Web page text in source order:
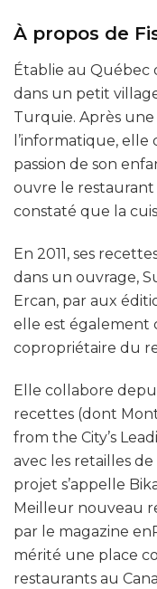
À propos de
Établie au Québec
dans un petit
Turquie. Après
l’informatique, elle
passion de son
ouvre le restaurant
constaté que la
En 2011, ses
dans un ouvrage,
Ercan, par aux
elle est également
copropriétaire du
Elle collabore
recettes (dont
from the City’s
avec les retailles de
projet s’appelle
Meilleur nouveau
par le magazine
mérité une place
restaurants au